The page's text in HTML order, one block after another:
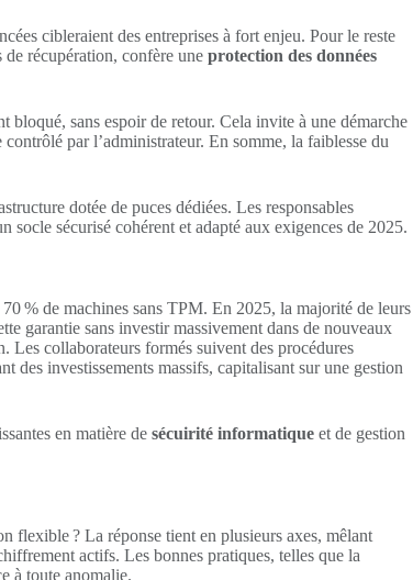
cibleraient des entreprises à fort enjeu. Pour le reste
de récupération, confère une protection des données
bloqué, sans espoir de retour. Cela invite à une démarche
par l’administrateur. En somme, la faiblesse du
dotée de puces dédiées. Les responsables
sécurisé cohérent et adapté aux exigences de 2025.
% de machines sans TPM. En 2025, la majorité de leurs
garantie sans investir massivement dans de nouveaux
Les collaborateurs formés suivent des procédures
des investissements massifs, capitalisant sur une gestion
en matière de sécuirité informatique et de gestion
flexible ? La réponse tient en plusieurs axes, mêlant
actifs. Les bonnes pratiques, telles que la
à toute anomalie.